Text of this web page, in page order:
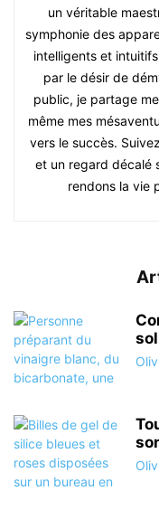
un véritable
symphonie des
intelligents et
par le désir de
public, je partage
même mes
vers le succès.
et un regard décalé
rendons la vie